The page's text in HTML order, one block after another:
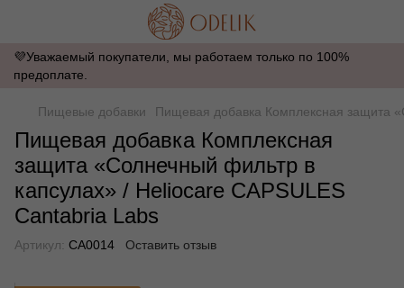
💜Уважаемый покупатели, мы работаем только по 100%
предоплате.
Пищевые добавки Пищевая добавка Комплексная защита
Пищевая добавка Комплексная
защита «Солнечный фильтр в
капсулах» / Heliocare CAPSULES
Cantabria Labs
Артикул: CA0014 Оставить отзыв